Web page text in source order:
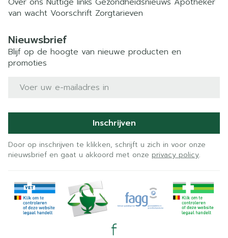
van wacht Voorschrift Zorgtarieven
Nieuwsbrief
Blijf op de hoogte van nieuwe producten en
promoties
E-mail adres
Inschrijven
Door op inschrijven te klikken, schrijft u zich in voor onze
nieuwsbrief en gaat u akkoord met onze privacy policy.